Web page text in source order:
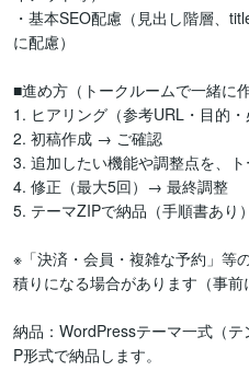
・基本SEO配慮（見出し階層、
に配慮）
■進め方（トークルームで一緒に
1. ヒアリング（参考URL・目的・
2. 初稿作成 → ご確認
3. 追加したい機能や調整点を、
4. 修正（最大5回）→ 最終調整
5. テーマZIPで納品（手順書あり）
※「決済・会員・複雑な予約」等
積りになる場合があります（事前
納品：WordPressテーマ一式（
P形式で納品します。